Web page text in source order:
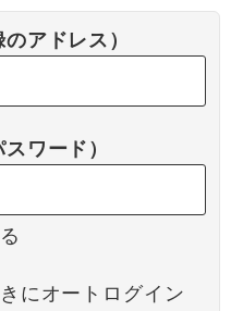
アドレス）
ワード）
にオートログイン